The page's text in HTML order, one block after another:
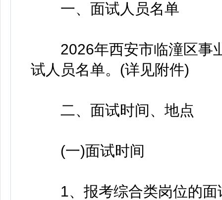
一、面试人员名单
2026年西安市临潼区事
试人员名单。(详见附件)
二、面试时间、地点
(一)面试时间
1、报考综合类岗位的面